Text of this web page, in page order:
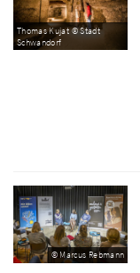
Thomas Kujat © Stadt
Schwandorf
© Marcus Rebmann